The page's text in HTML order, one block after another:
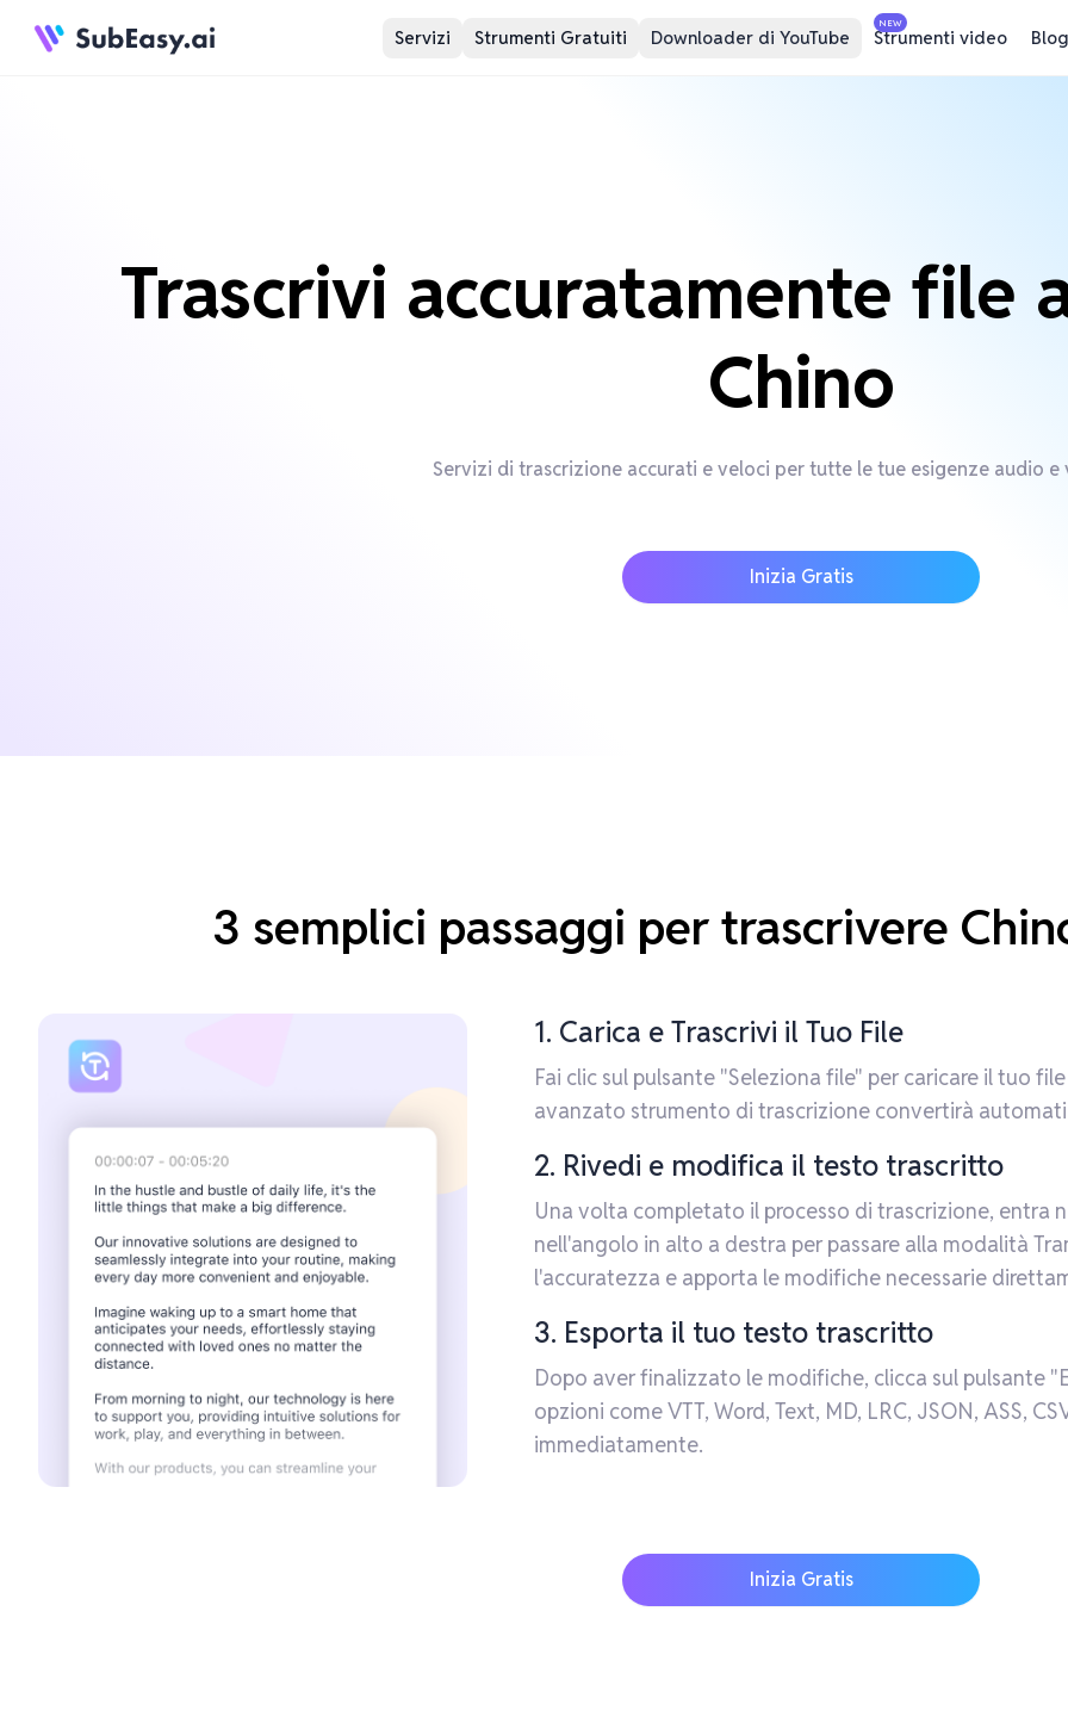
Servizi Strumenti Gratuiti Downloader di YouTube
NEW
Strumenti video Blog
Trascrivi accuratamente file
Chino
Servizi di trascrizione accurati e veloci per tutte le tue esigenze audio e
Inizia Gratis
3 semplici passaggi per trascrivere
1. Carica e Trascrivi il Tuo File
Fai clic sul pulsante "Seleziona file" per caricare il tuo
avanzato strumento di trascrizione convertirà
2. Rivedi e modifica il testo trascritto
Una volta completato il processo di trascrizione, entra
nell'angolo in alto a destra per passare alla modalità
l'accuratezza e apporta le modifiche necessarie
3. Esporta il tuo testo trascritto
Dopo aver finalizzato le modifiche, clicca sul pulsante
opzioni come VTT, Word, Text, MD, LRC, JSON, ASS,
immediatamente.
Inizia Gratis